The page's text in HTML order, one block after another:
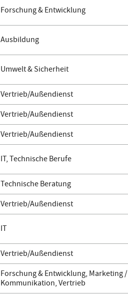
Forschung & Entwicklung
Ausbildung
Umwelt & Sicherheit
Vertrieb/Außendienst
Vertrieb/Außendienst
Vertrieb/Außendienst
IT, Technische Berufe
Technische Beratung
Vertrieb/Außendienst
IT
Vertrieb/Außendienst
Forschung & Entwicklung, Marketing /
Kommunikation, Vertrieb